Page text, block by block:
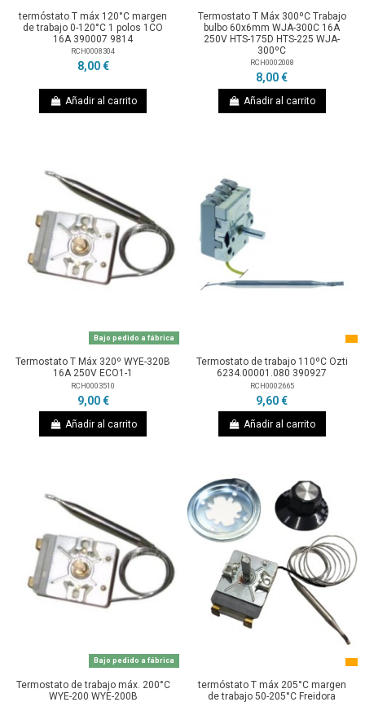
termóstato T máx 120°C margen
de trabajo 0-120°C 1 polos 1CO
16A 390007 9814
RCH0008304
8,00 €
Añadir al carrito
Termostato T Máx 300ºC Trabajo
bulbo 60x6mm WJA-300C 16A
250V HTS-175D HTS-225 WJA-
300ºC
RCH0002008
8,00 €
Añadir al carrito
Bajo pedido a fábrica
Termostato T Máx 320º WYE-320B
16A 250V ECO1-1
RCH0003510
9,00 €
Añadir al carrito
Termostato de trabajo 110ºC Ozti
6234.00001.080 390927
RCH0002665
9,60 €
Añadir al carrito
Bajo pedido a fábrica
Termostato de trabajo máx. 200°C
WYE-200 WYE-200B
termóstato T máx 205°C margen
de trabajo 50-205°C Freidora